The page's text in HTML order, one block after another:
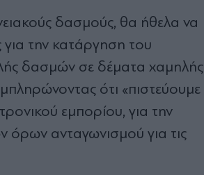
δασμούς, θα ήθελα να
την κατάργηση του
δασμών σε δέματα χαμηλής
ότι «πιστεύουμε
εμπορίου, για την
όρων ανταγωνισμού για τις